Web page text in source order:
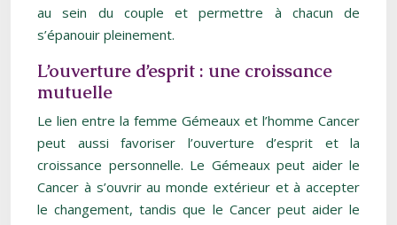
au sein du couple et permettre à chacun de
s’épanouir pleinement.
L’ouverture d’esprit : une croissance
mutuelle
Le lien entre la femme Gémeaux et l’homme Cancer
peut aussi favoriser l’ouverture d’esprit et la
croissance personnelle. Le Gémeaux peut aider le
Cancer à s’ouvrir au monde extérieur et à accepter
le changement, tandis que le Cancer peut aider le